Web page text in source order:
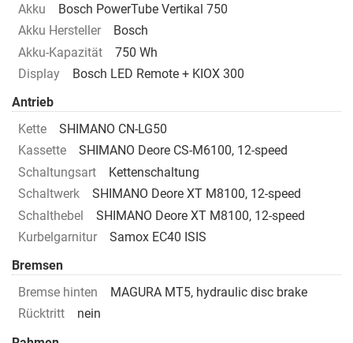
Akku
Bosch PowerTube Vertikal 750
Akku Hersteller
Bosch
Akku-Kapazität
750 Wh
Display
Bosch LED Remote + KIOX 300
Antrieb
Kette
SHIMANO CN-LG50
Kassette
SHIMANO Deore CS-M6100, 12-speed
Schaltungsart
Kettenschaltung
Schaltwerk
SHIMANO Deore XT M8100, 12-speed
Schalthebel
SHIMANO Deore XT M8100, 12-speed
Kurbelgarnitur
Samox EC40 ISIS
Bremsen
Bremse hinten
MAGURA MT5, hydraulic disc brake
Rücktritt
nein